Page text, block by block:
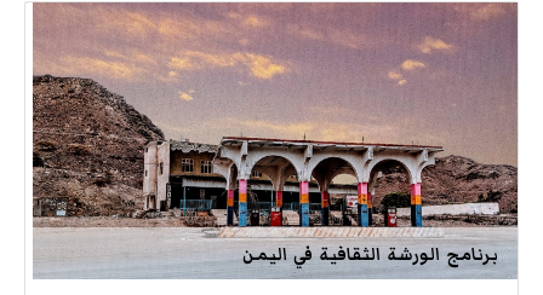
برنامج الورشة الثقافية في اليمن